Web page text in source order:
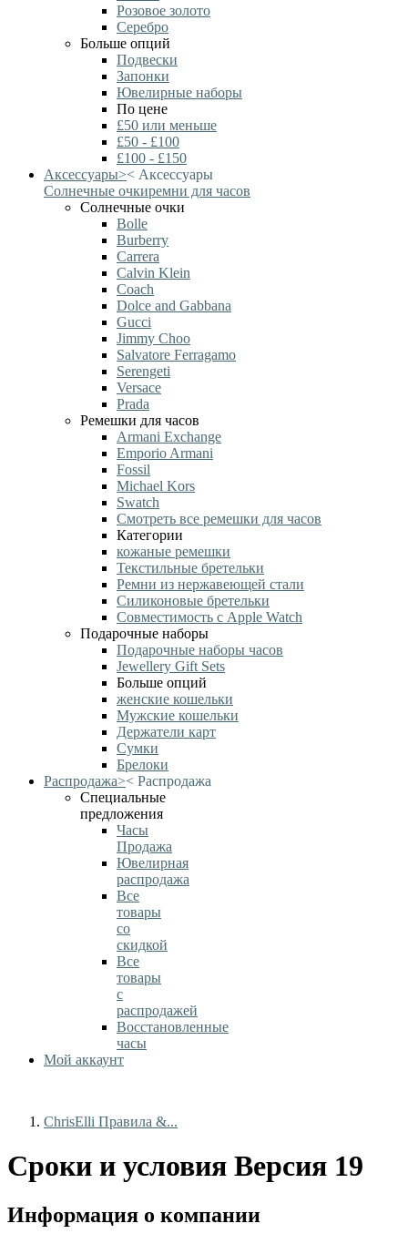
Розовое золото
Серебро
Больше опций
Подвески
Запонки
Ювелирные наборы
По цене
£50 или меньше
£50 - £100
£100 - £150
Аксессуары>< Аксессуары
Солнечные очкиремни для часов
Солнечные очки
Bolle
Burberry
Carrera
Calvin Klein
Coach
Dolce and Gabbana
Gucci
Jimmy Choo
Salvatore Ferragamo
Serengeti
Versace
Prada
Ремешки для часов
Armani Exchange
Emporio Armani
Fossil
Michael Kors
Swatch
Смотреть все ремешки для часов
Категории
кожаные ремешки
Текстильные бретельки
Ремни из нержавеющей стали
Силиконовые бретельки
Совместимость с Apple Watch
Подарочные наборы
Подарочные наборы часов
Jewellery Gift Sets
Больше опций
женские кошельки
Мужские кошельки
Держатели карт
Сумки
Брелоки
Распродажа>< Распродажа
Специальные
предложения
Часы
Продажа
Ювелирная
распродажа
Все
товары
со
скидкой
Все
товары
с
распродажей
Восстановленные
часы
Мой аккаунт
ChrisElli Правила &...
Сроки и условия Версия 19
Информация о компании